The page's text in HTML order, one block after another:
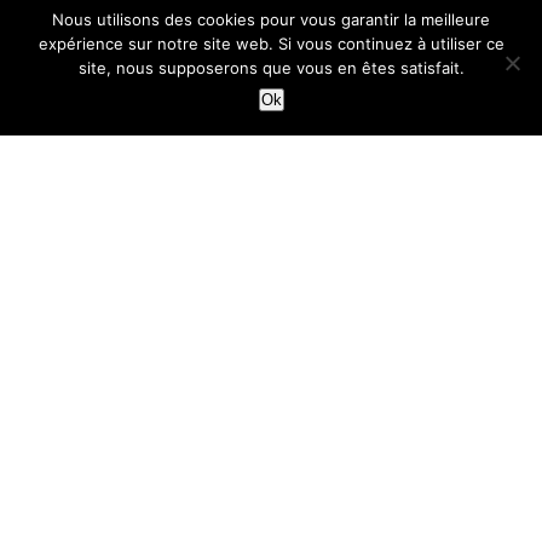
Nous utilisons des cookies pour vous garantir la meilleure
expérience sur notre site web. Si vous continuez à utiliser ce
site, nous supposerons que vous en êtes satisfait.
Ok